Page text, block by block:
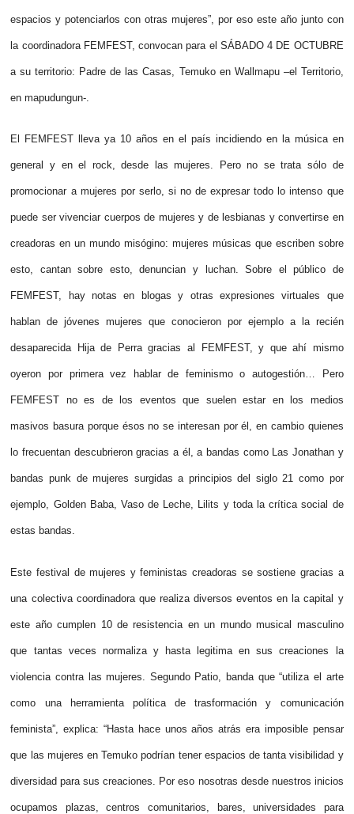
espacios y potenciarlos con otras mujeres”, por eso este año junto con
la coordinadora FEMFEST, convocan para el SÁBADO 4 DE OCTUBRE
a su territorio: Padre de las Casas, Temuko en Wallmapu –el Territorio,
en mapudungun-.
El FEMFEST lleva ya 10 años en el país incidiendo en la música en
general y en el rock, desde las mujeres. Pero no se trata sólo de
promocionar a mujeres por serlo, si no de expresar todo lo intenso que
puede ser vivenciar cuerpos de mujeres y de lesbianas y convertirse en
creadoras en un mundo misógino: mujeres músicas que escriben sobre
esto, cantan sobre esto, denuncian y luchan. Sobre el público de
FEMFEST, hay notas en blogas y otras expresiones virtuales que
hablan de jóvenes mujeres que conocieron por ejemplo a la recién
desaparecida Hija de Perra gracias al FEMFEST, y que ahí mismo
oyeron por primera vez hablar de feminismo o autogestión… Pero
FEMFEST no es de los eventos que suelen estar en los medios
masivos basura porque ésos no se interesan por él, en cambio quienes
lo frecuentan descubrieron gracias a él, a bandas como Las Jonathan y
bandas punk de mujeres surgidas a principios del siglo 21 como por
ejemplo, Golden Baba, Vaso de Leche, Lilits y toda la crítica social de
estas bandas.
Este festival de mujeres y feministas creadoras se sostiene gracias a
una colectiva coordinadora que realiza diversos eventos en la capital y
este año cumplen 10 de resistencia en un mundo musical masculino
que tantas veces normaliza y hasta legitima en sus creaciones la
violencia contra las mujeres. Segundo Patio, banda que “utiliza el arte
como una herramienta política de trasformación y comunicación
feminista”, explica: “Hasta hace unos años atrás era imposible pensar
que las mujeres en Temuko podrían tener espacios de tanta visibilidad y
diversidad para sus creaciones. Por eso nosotras desde nuestros inicios
ocupamos plazas, centros comunitarios, bares, universidades para